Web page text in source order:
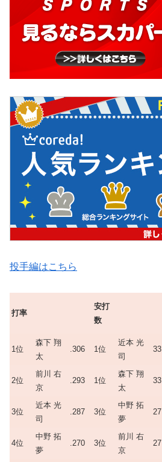
投手編はこちら
打率
安打
数
1位
森下 翔
太
.306 1位
近本 光
司
33
2位
前川 右
京
.293 1位
森下 翔
太
33
3位
近本 光
司
.287 3位
中野 拓
夢
27
4位
中野 拓
夢
.270 3位
前川 右
京
27